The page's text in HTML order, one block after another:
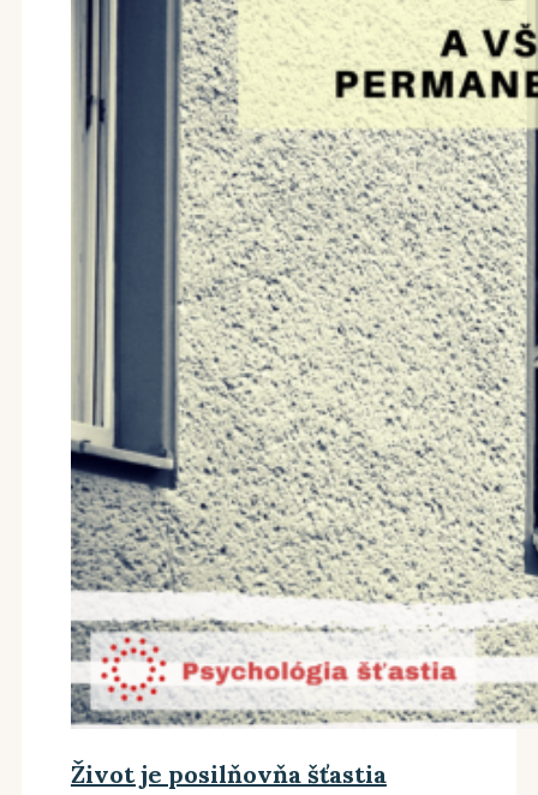
Život je posilňovňa šťastia